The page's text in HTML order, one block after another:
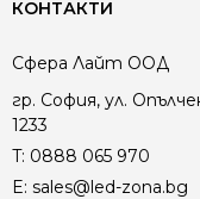
КОНТАКТИ
Сфера Лайт ООД
гр. София, ул.
1233
T: 0888 065 970
E: sales@led-zona.bg